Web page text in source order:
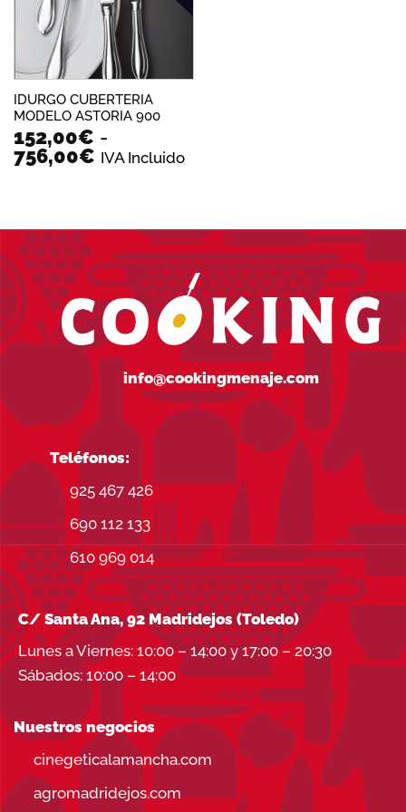
IDURGO CUBERTERIA
MODELO ASTORIA 900
152,00€ -
756,00€Rango
152,00€
hasta
756,00€
IVA Incluido
info@cookingmenaje.com
Teléfonos:
925 467 426
690 112 133
610 969 014
C/ Santa Ana, 92 Madridejos (Toledo)
Lunes a Viernes: 10:00 – 14:00 y 17:00 – 20:30
Sábados: 10:00 – 14:00
Nuestros negocios
cinegeticalamancha.com
agromadridejos.com